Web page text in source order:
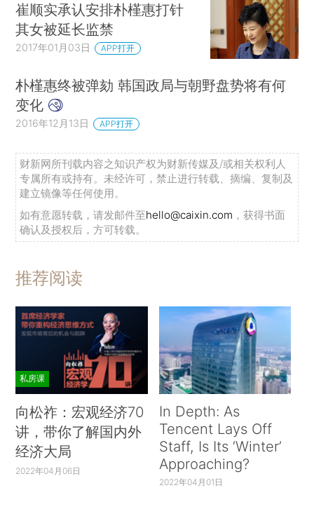
崔顺实承认安排朴槿惠打针
其女被延长监禁
2017年01月03日 APP打开
朴槿惠终被弹劾 韩国政局与朝野盘势将有何
变化
2016年12月13日 APP打开
财新网所刊载内容之知识产权为财新传媒及/或相关权利人
专属所有或持有。未经许可，禁止进行转载、摘编、复制及
建立镜像等任何使用。
如有意愿转载，请发邮件至hello@caixin.com ，获得书面
确认及授权后，方可转载。
推荐阅读
私房课
向松祚：宏观经济70
讲，带你了解国内外
经济大局
2022年04月06日
In Depth: As
Tencent Lays Off
Staff, Is Its ‘Winter’
Approaching?
2022年04月01日